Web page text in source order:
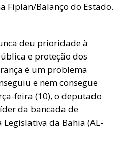
Fiplan/Balanço do Estado.
deu prioridade à
e proteção dos
é um problema
e nem consegue
feira (10), o deputado
da bancada de
da Bahia (AL-